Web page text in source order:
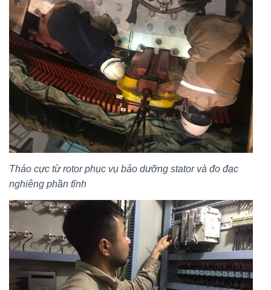
Tháo cực từ rotor phục vụ bảo dưỡng stator và đo đạc
nghiêng phần tĩnh